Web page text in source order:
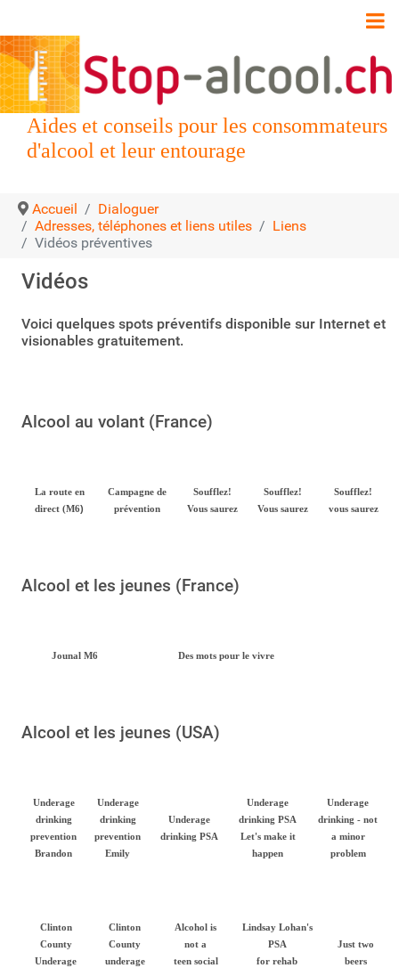
Aides et conseils pour les consommateurs
d'alcool et leur entourage
Accueil
Dialoguer
Adresses, téléphones et liens utiles
Liens
Vidéos préventives
Vidéos
Voici quelques spots préventifs disponible sur Internet et
visionables gratuitement.
Alcool au volant (France)
La route en
direct (M6)
Campagne de
prévention
Soufflez!
Vous saurez
Soufflez!
Vous saurez
Soufflez!
vous saurez
Alcool et les jeunes (France)
Jounal M6 Des mots pour le vivre
Alcool et les jeunes (USA)
Underage
drinking
prevention
Brandon
Underage
drinking
prevention
Emily
Underage
drinking PSA
Underage
drinking PSA
Let's make it
happen
Underage
drinking - not
a minor
problem
Clinton
County
Underage
Clinton
County
underage
Alcohol is
not a
teen social
Lindsay Lohan's
PSA
for rehab
Just two
beers